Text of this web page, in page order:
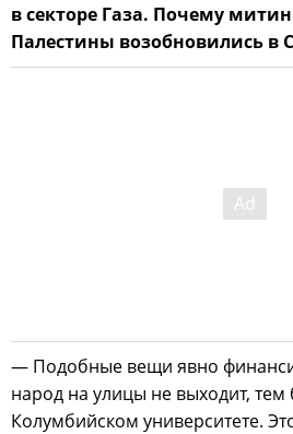
в секторе Газа. Почему
Палестины возобновились в
— Подобные вещи явно
народ на улицы не выходит, тем
Колумбийском университете.